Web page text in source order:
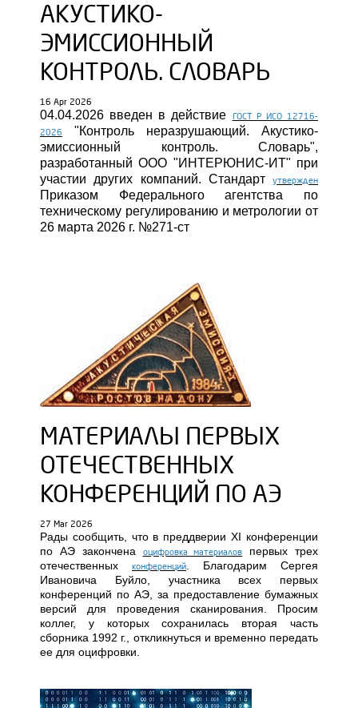
АКУСТИКО-
ЭМИССИОННЫЙ
КОНТРОЛЬ. СЛОВАРЬ
16 Apr 2026
04.04.2026 введен в действие
ГОСТ Р ИСО 12716-
2026
"Контроль неразрушающий. Акустико-
эмиссионный контроль. Словарь",
разработанный ООО "ИНТЕРЮНИС-ИТ" при
участии других компаний. Стандарт
утвержден
Приказом Федерального агентства по
техническому регулированию и метрологии от
26 марта 2026 г. №271-ст
МАТЕРИАЛЫ ПЕРВЫХ
ОТЕЧЕСТВЕННЫХ
КОНФЕРЕНЦИЙ ПО АЭ
27 Mar 2026
Рады сообщить, что в преддверии XI конференции
по АЭ закончена
оцифровка материалов
первых трех
отечественных
конференций
. Благодарим Сергея
Ивановича Буйло, участника всех первых
конференций по АЭ, за предоставление бумажных
версий для проведения сканирования. Просим
коллег, у которых сохранилась вторая часть
сборника 1992 г., откликнуться и временно передать
ее для оцифровки.